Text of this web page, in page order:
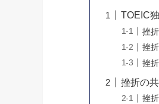
TOEIC
挫
挫
挫
挫折の
挫